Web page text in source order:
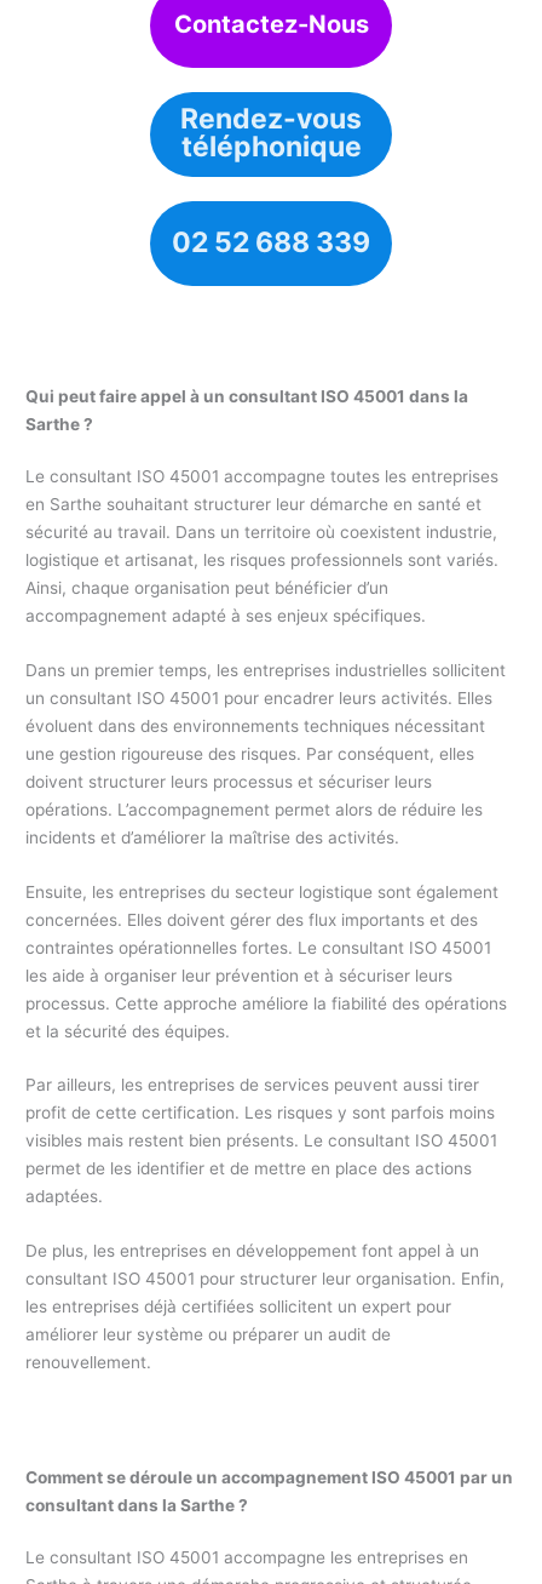
Contactez-Nous
Rendez-vous
téléphonique
02 52 688 339
Qui peut faire appel à un consultant ISO 45001 dans la
Sarthe ?
Le consultant ISO 45001 accompagne toutes les entreprises
en Sarthe souhaitant structurer leur démarche en santé et
sécurité au travail. Dans un territoire où coexistent industrie,
logistique et artisanat, les risques professionnels sont variés.
Ainsi, chaque organisation peut bénéficier d’un
accompagnement adapté à ses enjeux spécifiques.
Dans un premier temps, les entreprises industrielles sollicitent
un consultant ISO 45001 pour encadrer leurs activités. Elles
évoluent dans des environnements techniques nécessitant
une gestion rigoureuse des risques. Par conséquent, elles
doivent structurer leurs processus et sécuriser leurs
opérations. L’accompagnement permet alors de réduire les
incidents et d’améliorer la maîtrise des activités.
Ensuite, les entreprises du secteur logistique sont également
concernées. Elles doivent gérer des flux importants et des
contraintes opérationnelles fortes. Le consultant ISO 45001
les aide à organiser leur prévention et à sécuriser leurs
processus. Cette approche améliore la fiabilité des opérations
et la sécurité des équipes.
Par ailleurs, les entreprises de services peuvent aussi tirer
profit de cette certification. Les risques y sont parfois moins
visibles mais restent bien présents. Le consultant ISO 45001
permet de les identifier et de mettre en place des actions
adaptées.
De plus, les entreprises en développement font appel à un
consultant ISO 45001 pour structurer leur organisation. Enfin,
les entreprises déjà certifiées sollicitent un expert pour
améliorer leur système ou préparer un audit de
renouvellement.
Comment se déroule un accompagnement ISO 45001 par un
consultant dans la Sarthe ?
Le consultant ISO 45001 accompagne les entreprises en